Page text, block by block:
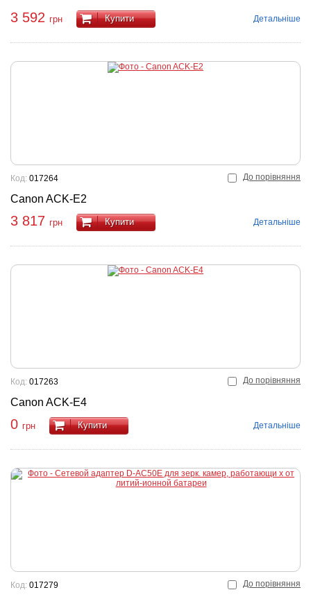
3 592 грн Купити Детальніше
До порівняння
Canon ACK-E2
Код: 017264
3 817 грн Купити Детальніше
До порівняння
Canon ACK-E4
Код: 017263
0 грн Купити Детальніше
До порівняння
Код: 017279